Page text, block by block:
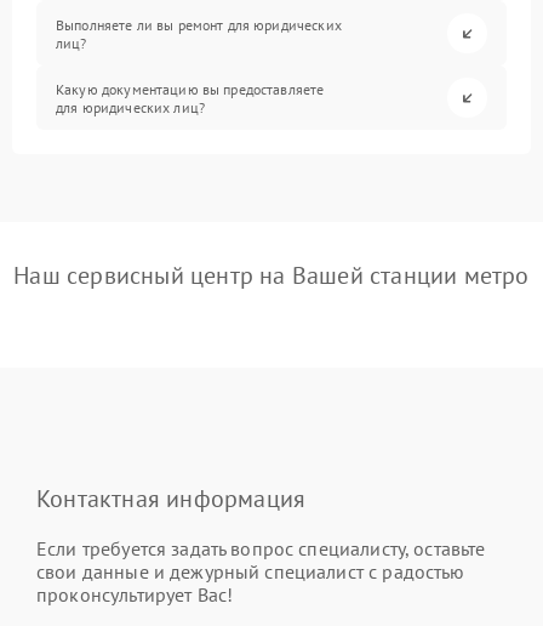
Выполняете ли вы ремонт для юридических
лиц?
Какую документацию вы предоставляете
для юридических лиц?
Наш сервисный центр на Вашей станции метро
Контактная информация
Если требуется задать вопрос специалисту, оставьте
свои данные и дежурный специалист с радостью
проконсультирует Вас!